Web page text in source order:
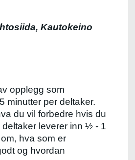
Kautokeino
opplegg som
minutter per deltaker.
du vil forbedre hvis du
leverer inn ½ - 1
hva som er
og hvordan